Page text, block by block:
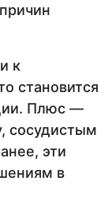
к
становится
Плюс —
сосудистым
эти
в